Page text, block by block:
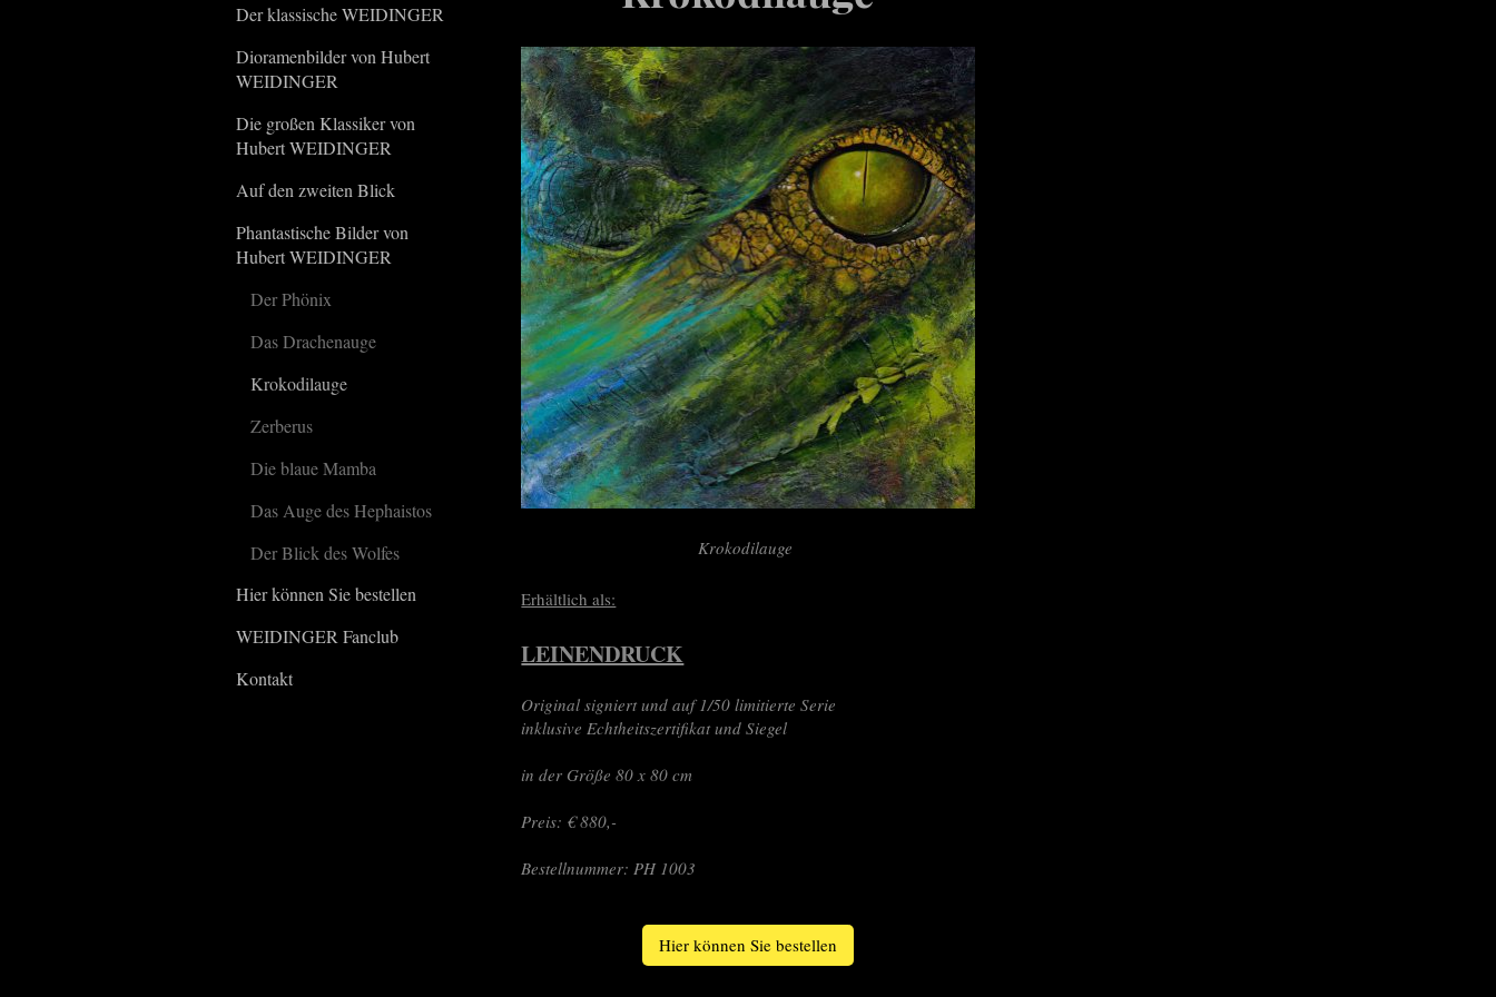
Der klassische WEIDINGER
Dioramenbilder von Hubert
WEIDINGER
Die großen Klassiker von
Hubert WEIDINGER
Auf den zweiten Blick
Phantastische Bilder von
Hubert WEIDINGER
Der Phönix
Das Drachenauge
Krokodilauge
Zerberus
Die blaue Mamba
Das Auge des Hephaistos
Der Blick des Wolfes
Hier können Sie bestellen
WEIDINGER Fanclub
Kontakt
Krokodilauge
Erhältlich als:
LEINENDRUCK
Original signiert und auf 1/50 limitierte Serie
inklusive Echtheitszertifikat und Siegel
in der Größe 80 x 80 cm
Preis: € 880,-
Bestellnummer: PH 1003
Hier können Sie bestellen